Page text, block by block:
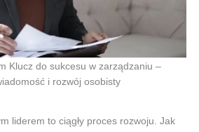
Klucz do sukcesu w zarządzaniu –
i rozwój osobisty
liderem to ciągły proces rozwoju. Jak